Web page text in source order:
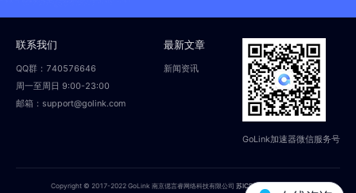
联系我们
QQ群：740576646
周一至周日 9:00-23:00
邮箱：support@golink.com
最新文章
新闻资讯
GoLink加速器微信服务号
Copyright © 2017-2022 GoLink 南京偲言睿网络科技有限公司苏ICP备18014251号-2